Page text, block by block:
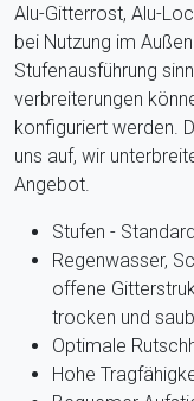
Alu-Gitterrost, Alu-
bei Nutzung im
Stufenausführung
verbreiterungen
konfiguriert werden.
uns auf, wir
Angebot.
Stufen -
Regenwasser,
offene
trocken und
Optimale
Hohe